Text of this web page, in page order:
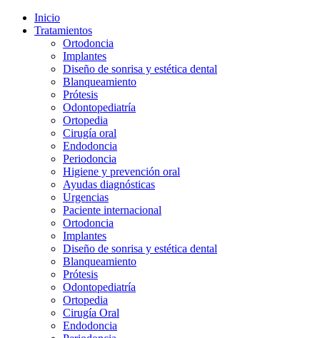
Inicio
Tratamientos
Ortodoncia
Implantes
Diseño de sonrisa y estética dental
Blanqueamiento
Prótesis
Odontopediatría
Ortopedia
Cirugía oral
Endodoncia
Periodoncia
Higiene y prevención oral
Ayudas diagnósticas
Urgencias
Paciente internacional
Ortodoncia
Implantes
Diseño de sonrisa y estética dental
Blanqueamiento
Prótesis
Odontopediatría
Ortopedia
Cirugía Oral
Endodoncia